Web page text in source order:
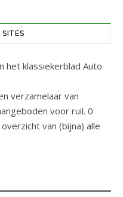
het klassiekerblad Auto
verzamelaar van
voor ruil. 0
van (bijna) alle